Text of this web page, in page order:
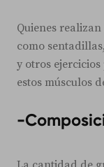
Quienes
como
y otros
estos músculos
-